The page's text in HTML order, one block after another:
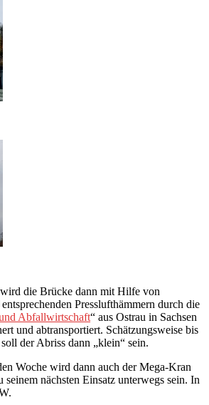
die Brücke dann mit Hilfe von
Presslufthämmern durch die
Abfallwirtschaft“ aus Ostrau in Sachsen
und abtransportiert. Schätzungsweise bis
der Abriss dann „klein“ sein.
Woche wird dann auch der Mega-Kran
seinem nächsten Einsatz unterwegs sein. In